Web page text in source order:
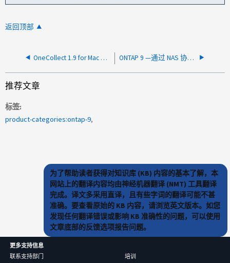
返回顶部
OneCollect 1.9 for Mac OS 性能归档无法收集 ONTAP 9 —通过 NAS 协议删除文件时空间回收缓慢
推荐文章
标签
product-categories:ontap-9
为了帮助读者获得对知识库 (KB) 内容的基本了解，本
网站上的翻译内容均由神经机器翻译 (NMT) 工具翻译
完成。译文多采用直译，且有些字词的翻译可能不甚
准确。要查看原始的 KB 内容，请浏览英文版本。如您
发现任何翻译错误或影响 KB 准确性的问题，可以使用
文章底部的反馈选项报告问题。
更多支持信息
联系支持部门
培训